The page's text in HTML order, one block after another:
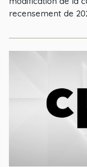
recensement de